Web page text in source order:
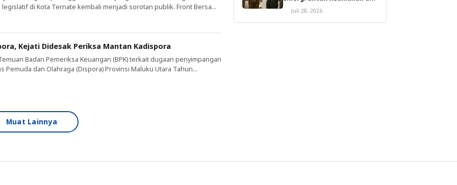
di Kota Ternate kembali menjadi sorotan publik. Front Bersama
Maluku Utara bersama Gerakan Pemuda Marhaenis (GPM) Kota
(23/7). […]
Kejati Didesak Periksa Mantan Kadispora
Badan Pemeriksa Keuangan (BPK) terkait dugaan penyimpangan
Pemuda dan Olahraga (Dispora) Provinsi Maluku Utara Tahun
Rp4 miliar terus menuai sorotan. Kejaksaan Tinggi (Kejati) Maluku
Muat Lainnya
Pembangunan Malut
Juli 28, 2026